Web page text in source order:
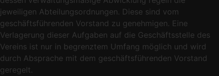
jeweiligen Abteilungsordnungen. Diese sind vom
geschäftsführenden Vorstand zu genehmigen. Eine
Verlagerung dieser Aufgaben auf die Geschäftsstelle des
Vereins ist nur in begrenztem Umfang möglich und wird
durch Absprache mit dem geschäftsführenden Vorstand
geregelt.